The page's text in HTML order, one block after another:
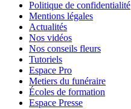
Politique de confidentialité
Mentions légales
Actualités
Nos vidéos
Nos conseils fleurs
Tutoriels
Espace Pro
Metiers du funéraire
Écoles de formation
Espace Presse